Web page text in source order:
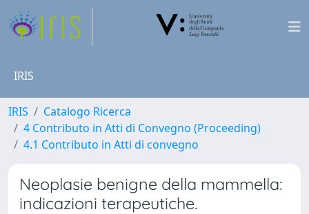
IRIS
IRIS
Catalogo Ricerca
4 Contributo in Atti di Convegno (Proceeding)
4.1 Contributo in Atti di convegno
Neoplasie benigne della mammella:
indicazioni terapeutiche.